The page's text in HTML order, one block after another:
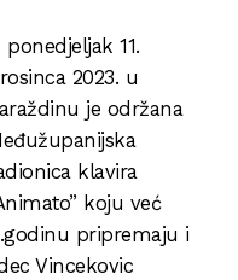
ponedjeljak 11.
2023. u
je održana
klavira
koju već
pripremaju i
Vincekovic